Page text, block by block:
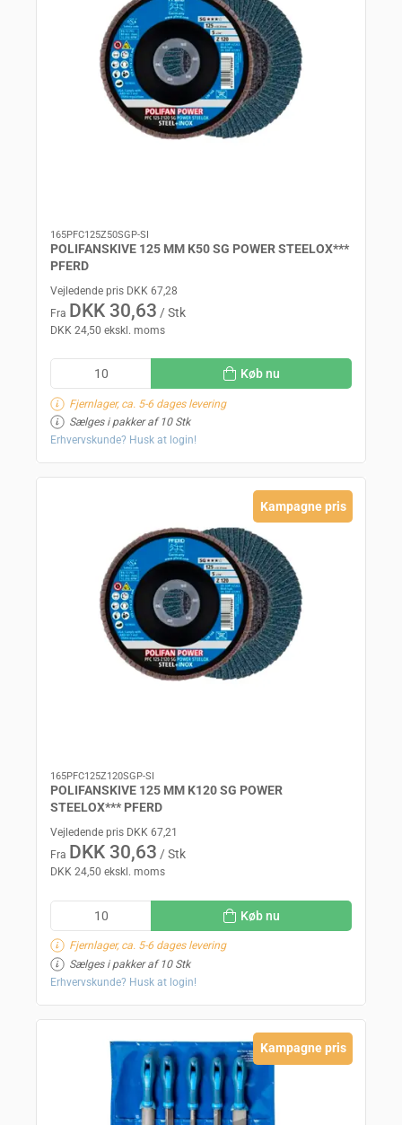
165PFC125Z50SGP-SI
POLIFANSKIVE 125 MM K50 SG POWER STEELOX***
PFERD
Vejledende pris DKK 67,28
Fra DKK 30,63 / Stk
DKK 24,50 ekskl. moms
Køb nu
Fjernlager, ca. 5-6 dages levering
Sælges i pakker af 10 Stk
Erhvervskunde? Husk at login!
Kampagne pris
165PFC125Z120SGP-SI
POLIFANSKIVE 125 MM K120 SG POWER
STEELOX*** PFERD
Vejledende pris DKK 67,21
Fra DKK 30,63 / Stk
DKK 24,50 ekskl. moms
Køb nu
Fjernlager, ca. 5-6 dages levering
Sælges i pakker af 10 Stk
Erhvervskunde? Husk at login!
Kampagne pris